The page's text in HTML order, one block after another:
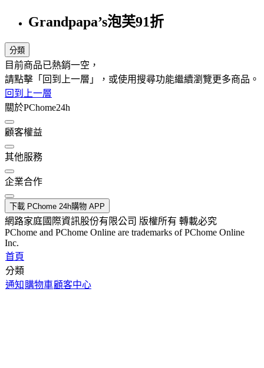
Grandpapa’s泡芙91折
分類
目前商品已熱銷一空，
請點擊「回到上一層」，或使用搜尋功能繼續瀏覽更多商品。
回到上一層
關於PChome24h
顧客權益
其他服務
企業合作
下載 PChome 24h購物 APP
網路家庭國際資訊股份有限公司 版權所有 轉載必究
PChome and PChome Online are trademarks of PChome Online
Inc.
首頁
分類
通知 購物車顧客中心